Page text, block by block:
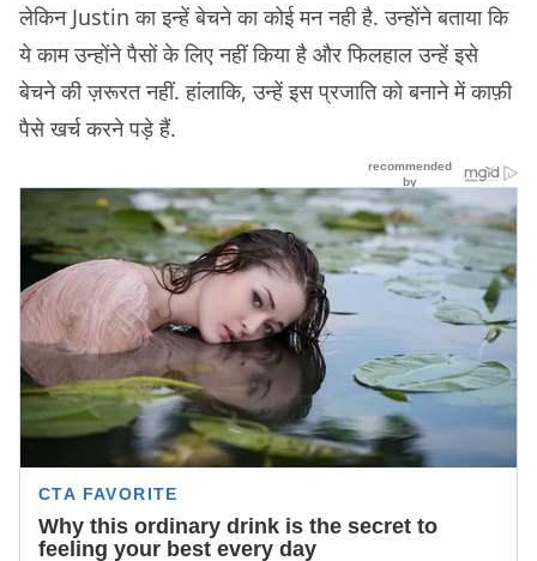
लेकिन Justin का इन्हें बेचने का कोई मन नही है. उन्होंने बताया कि
ये काम उन्होंने पैसों के लिए नहीं किया है और फिलहाल उन्हें इसे
बेचने की ज़रूरत नहीं. हांलाकि, उन्हें इस प्रजाति को बनाने में काफ़ी
पैसे खर्च करने पड़े हैं.